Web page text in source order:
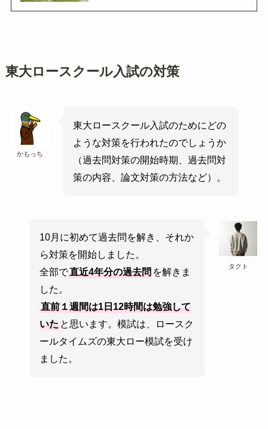
東大ロースクール入試の対策
かもっち
東大ロースクール入試のためにどの
ような対策を行われたのでしょうか
（過去問対策の開始時期、過去問対
策の内容、論文対策の方法など）。
タクト
10月に初めて過去問を解き、それか
ら対策を開始しました。
全部で直近4年分の過去問 を解きま
した。
直前１週間は1日12時間は勉強して
いた と思います。模試は、ロースク
ールタイムズの東大ロー模試を受け
ました。